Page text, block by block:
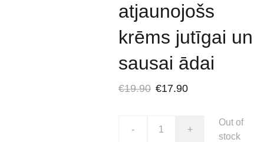
atjaunojošs
krēms jutīgai un
sausai ādai
€19.90 €17.90
- +
Out of
stock